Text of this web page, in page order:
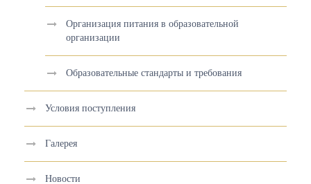
Организация питания в образовательной
организации
Образовательные стандарты и требования
Условия поступления
Галерея
Новости